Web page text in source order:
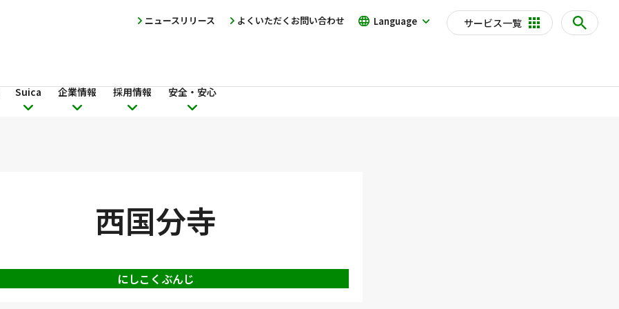
サービス一覧
Suica 企業情報 採用情報 安全・安心
Language
よくいただくお問い合わせ
ニュースリリース
西国分寺
にしこくぶんじ